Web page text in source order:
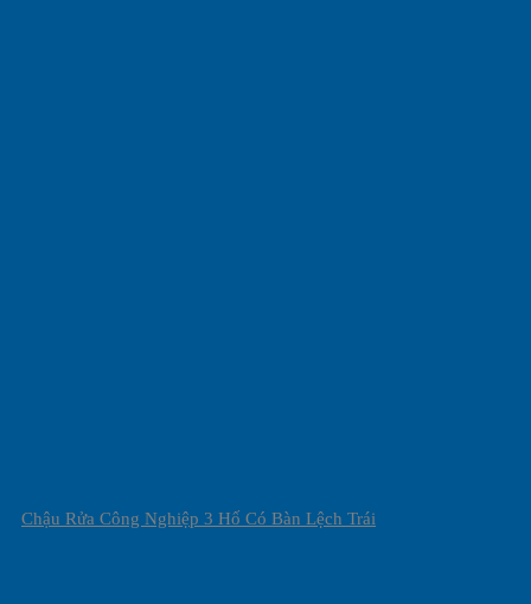
Chậu Rửa Công Nghiệp 3 Hố Có Bàn Lệch Trái